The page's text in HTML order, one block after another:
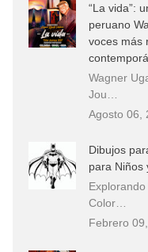
“La vida”:
peruano
voces más
Wagner
Jou…
Agosto 06,
Dibujos
para Niños
Color…
Febrero